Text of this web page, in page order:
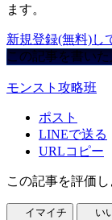
ます。
新規登録(無料)し
この記事を書いた
モンスト攻略班
ポスト
LINEで送る
URLコピー
この記事を評価し
イマイチ い